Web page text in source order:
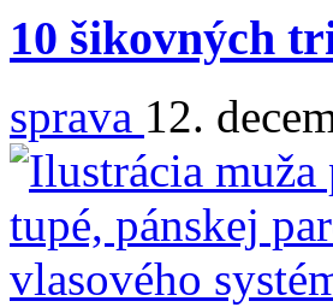
10 šikovných
sprava 12.